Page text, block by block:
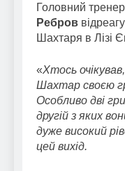
Головний тренер
Ребров
Шахтаря в Лізі
«Хтось
Шахтар своєю
Особливо дві
другій з яких
дуже високий
цей вихід.